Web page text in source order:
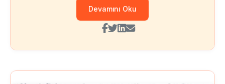
Devamını Oku